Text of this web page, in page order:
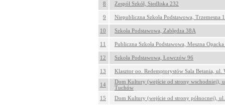
8 Zespół Szkół, Siedliska 232
9 Niepubliczna Szkoła Podstawowa, Trzemesna
10 Szkoła Podstawowa, Zabłędza 38A
11 Publiczna Szkoła Podstawowa, Meszna
12 Szkoła Podstawowa, Łowczów 96
13 Klasztor oo. Redemptorystów Sala Betania, ul.
14
Dom Kultury (wejście od strony wschodniej),
Tuchów
15
Dom Kultury (wejście od strony północnej),